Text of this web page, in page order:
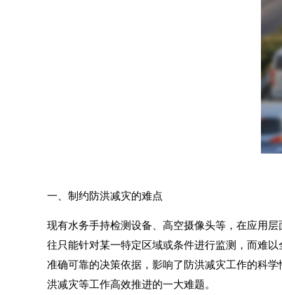
一、制约防洪减灾的难点
现有水务手持检测设备、高空摄像头等，在应用
往只能针对某一特定区域或条件进行监测，而难
准确可靠的决策依据，影响了防洪减灾工作的科
洪减灾等工作高效推进的一大难题。